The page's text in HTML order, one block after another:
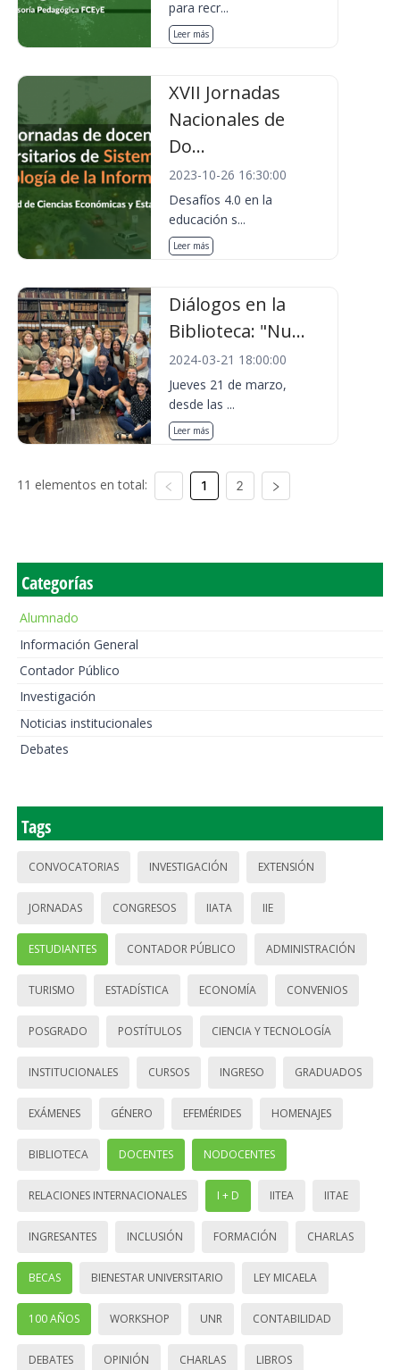
para recr...
Leer más
XVII Jornadas
Nacionales de
Do...
2023-10-26 16:30:00
Desafíos 4.0 en la
educación s...
Leer más
Diálogos en la
Biblioteca: "Nu...
2024-03-21 18:00:00
Jueves 21 de marzo,
desde las ...
Leer más
11 elementos en total: 1 2
Categorías
Alumnado
Información General
Contador Público
Investigación
Noticias institucionales
Debates
Tags
CONVOCATORIAS INVESTIGACIÓN EXTENSIÓN
JORNADAS CONGRESOS IIATA IIE
ESTUDIANTES CONTADOR PÚBLICO ADMINISTRACIÓN
TURISMO ESTADÍSTICA ECONOMÍA CONVENIOS
POSGRADO POSTÍTULOS CIENCIA Y TECNOLOGÍA
INSTITUCIONALES CURSOS INGRESO GRADUADOS
EXÁMENES GÉNERO EFEMÉRIDES HOMENAJES
BIBLIOTECA DOCENTES NODOCENTES
RELACIONES INTERNACIONALES I + D IITEA IITAE
INGRESANTES INCLUSIÓN FORMACIÓN CHARLAS
BECAS BIENESTAR UNIVERSITARIO LEY MICAELA
100 AÑOS WORKSHOP UNR CONTABILIDAD
DEBATES OPINIÓN CHARLAS LIBROS